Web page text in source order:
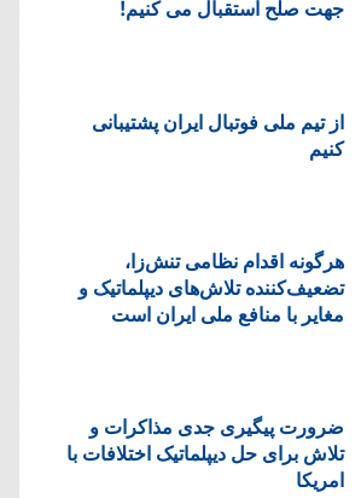
جهت صلح استقبال می کنیم!
از تیم ملی فوتبال ایران پشتیبانی
کنیم
هرگونه اقدام نظامی تنش‌زا،
تضعیف‌کننده تلاش‌های دیپلماتیک و
مغایر با منافع ملی ایران است
ضرورت پیگیری جدی مذاکرات و
تلاش برای حل دیپلماتیک اختلافات با
امریکا